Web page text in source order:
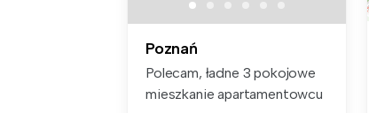
Poznań
Polecam, ładne 3 pokojowe
mieszkanie apartamentowcu